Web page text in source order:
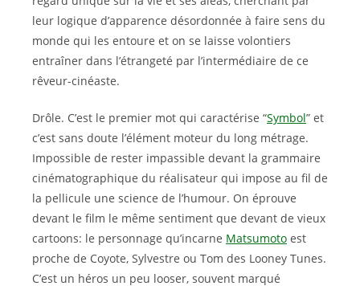
leur logique d’apparence désordonnée à faire sens du
monde qui les entoure et on se laisse volontiers
entraîner dans l’étrangeté par l’intermédiaire de ce
rêveur-cinéaste.
Drôle. C’est le premier mot qui caractérise “Symbol” et
c’est sans doute l’élément moteur du long métrage.
Impossible de rester impassible devant la grammaire
cinématographique du réalisateur qui impose au fil de
la pellicule une science de l’humour. On éprouve
devant le film le même sentiment que devant de vieux
cartoons: le personnage qu’incarne Matsumoto est
proche de Coyote, Sylvestre ou Tom des Looney Tunes.
C’est un héros un peu looser, souvent marqué